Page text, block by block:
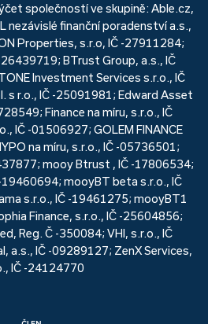
společností ve skupině: Able.cz,
nezávislé finanční poradenství a.s.,
Properties, s.r.o, IČ -27911284;
BTrust Group, a.s., IČ
Investment Services s.r.o., IČ
s r.o., IČ -25091981; Edward Asset
Finance na míru, s.r.o., IČ
IČ -01506927; GOLEM FINANCE
na míru, s.r.o., IČ -05736501;
mooy Btrust , IČ -17806534;
mooyBT beta s.r.o., IČ
s.r.o., IČ -19461275; mooyBT1
Finance, s.r.o., IČ -25604856;
Reg. Č -350084; VHI, s.r.o., IČ
a.s., IČ -09289127; ZenX Services,
IČ -24124770